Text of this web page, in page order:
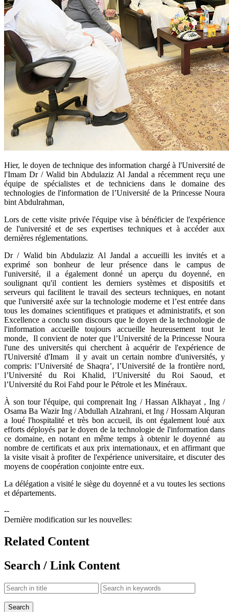
Hier, le doyen de technique des information chargé à l'Université de
l'Imam Dr / Walid bin Abdulaziz Al Jandal a récemment reçu une
équipe de spécialistes et de techniciens dans le domaine des
technologies de l'information de l’Université de la Princesse Noura
bint Abdulrahman,
Lors de cette visite privée l'équipe vise à bénéficier de l'expérience
de l'université et de ses expertises techniques et à accéder aux
dernières réglementations.
Dr / Walid bin Abdulaziz Al Jandal a accueilli les invités et a
exprimé son bonheur de leur présence dans le campus de
l'université, il a également donné un aperçu du doyenné, en
soulignant qu'il contient les derniers systèmes et dispositifs et
serveurs qui facilitent le travail des secteurs techniques, en notant
que l'université axée sur la technologie moderne et l’est entrée dans
tous les domaines scientifiques et pratiques et administratifs, et son
Excellence a conclu son discours que le doyen de la technologie de
l'information accueille toujours accueille heureusement tout le
monde, Il convient de noter que l’Université de la Princesse Noura
l'une des universités qui cherchent à acquérir de l'expérience de
l'Université d'Imam il y avait un certain nombre d'universités, y
compris: l’Université de Shaqra’, l’Université de la frontière nord,
l’Université du Roi Khalid, l’Université du Roi Saoud, et
l’Université du Roi Fahd pour le Pétrole et les Minéraux.
À son tour l'équipe, qui comprenait Ing / Hassan Alkhayat , Ing /
Osama Ba Wazir Ing / Abdullah Alzahrani, et Ing / Hossam Alquran
a loué l'hospitalité et très bon accueil, ils ont également loué aux
efforts déployés par le doyen de la technologie de l'information dans
ce domaine, en notant en même temps à obtenir le doyenné au
nombre de certificats et aux prix internationaux, et en affirmant que
la visite visait à profiter de l'expérience universitaire, et discuter des
moyens de coopération conjointe entre eux.
La délégation a visité le siège du doyenné et a vu toutes les sections
et départements.​
--
Dernière modification sur les nouvelles:
Related Content
Search / Link Content